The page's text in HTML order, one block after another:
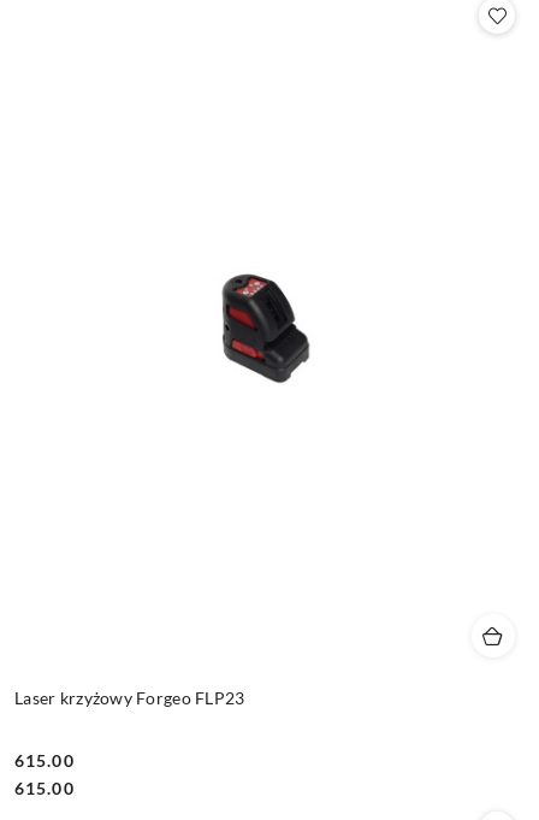
Laser krzyżowy Forgeo FLP23
Cena:
615.00
Cena:
615.00